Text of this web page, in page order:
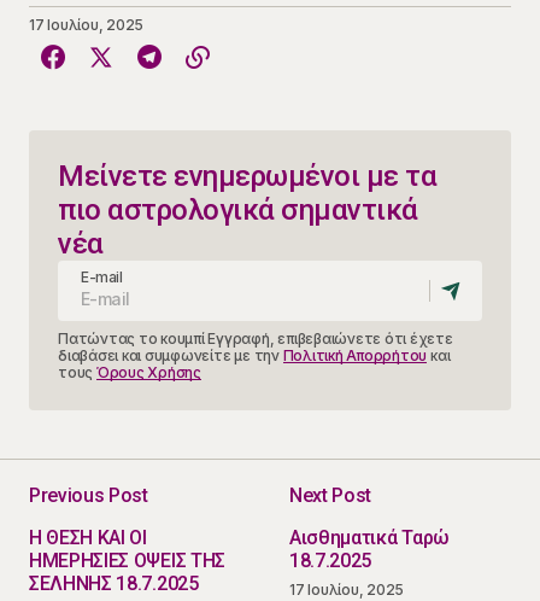
17 Ιουλίου, 2025
Μείνετε ενημερωμένοι με τα
πιο αστρολογικά σημαντικά
νέα
E-mail
Πατώντας το κουμπί Εγγραφή, επιβεβαιώνετε ότι έχετε
διαβάσει και συμφωνείτε με την Πολιτική Απορρήτου και
τους Όρους Χρήσης
Previous Post
Η ΘΕΣΗ ΚΑΙ ΟΙ
ΗΜΕΡΗΣΙΕΣ ΟΨΕΙΣ ΤΗΣ
ΣΕΛΗΝΗΣ 18.7.2025
Next Post
Αισθηματικά Ταρώ
18.7.2025
17 Ιουλίου, 2025